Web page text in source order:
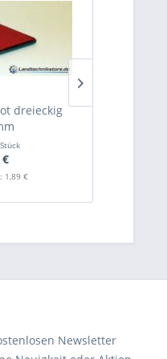
dreieckig
€
1,89 €
Newsletter